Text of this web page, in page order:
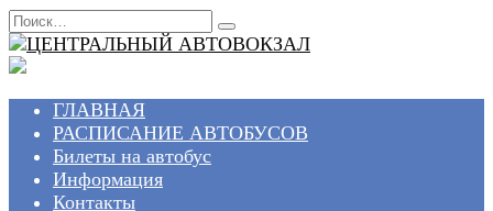
Перейти
к
содержанию
Search
for:
ГЛАВНАЯ
РАСПИСАНИЕ АВТОБУСОВ
Билеты на автобус
Информация
Контакты